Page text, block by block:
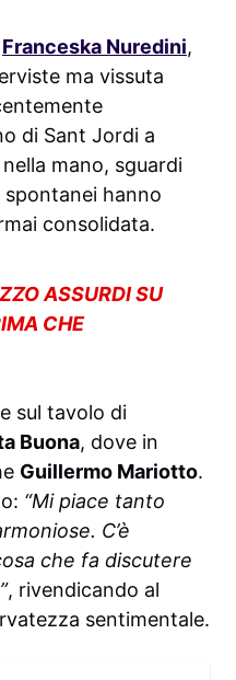
Franceska Nuredini,
ma vissuta
di Sant Jordi a
mano, sguardi
hanno
consolidata.
ASSURDI SU
CHE
sul tavolo di
Buona, dove in
Guillermo Mariotto.
“Mi piace tanto
C’è
che fa discutere
, rivendicando al
sentimentale.